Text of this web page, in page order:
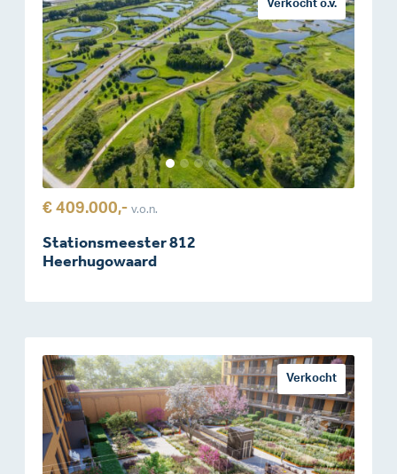
Verkocht o.v.
€ 409.000,- v.o.n.
Stationsmeester 812
Heerhugowaard
Verkocht